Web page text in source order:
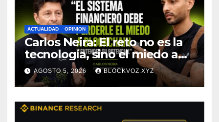
ACTUALIDAD OPINION
Carlos Neira: El reto no es la
tecnología, sino el miedo a
entenderla
AGOSTO 5, 2026 BLOCKVOZ.XYZ